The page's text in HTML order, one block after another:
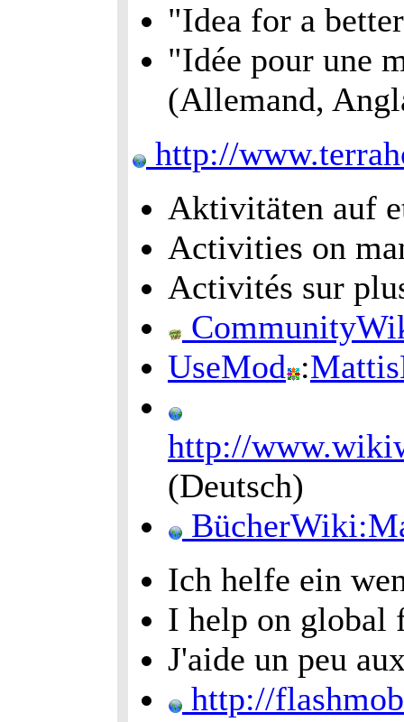
"Idea for a
"Idée pour une
(Allemand,
http://
Aktivitäten auf
Activities on
Activités sur
UseMod :
http://
(Deutsch)
Ich helfe ein
I help on global
J'aide un peu
http://